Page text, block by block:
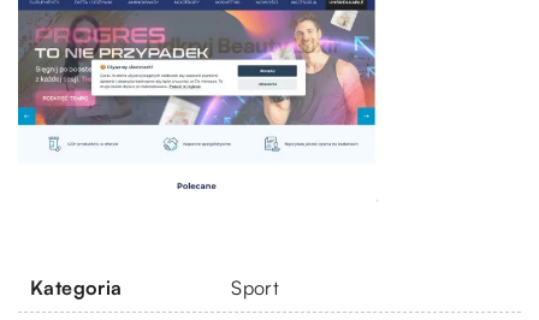
Kategoria Sport